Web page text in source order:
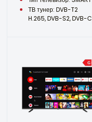
ТВ тунер: DVB-T2
H.265, DVB-S2, DVB-C